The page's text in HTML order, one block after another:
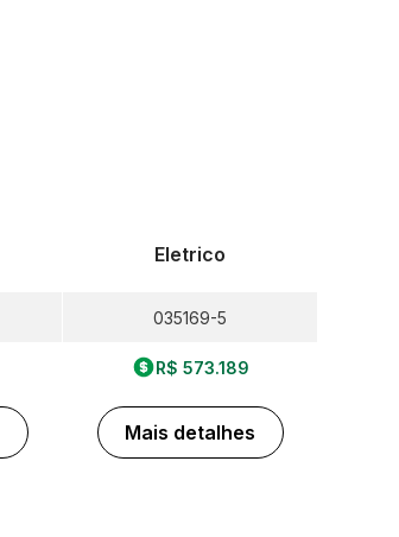
Eletrico
035169-5
R$ 573.189
Mais detalhes